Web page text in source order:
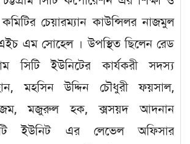
কমিটির চেয়ারম্যান কাউন্সিলর নাজমুল
এম সোহেল । উপস্থিত ছিলেন রেড
সিটি ইউনিটের কার্যকরী সদস্য
মহসিন উদ্দিন চৌধুরী ফয়সাল,
মজুরুল হক, ক্সসয়দ আদনান
ইউনিট এর লেভেল অফিসার